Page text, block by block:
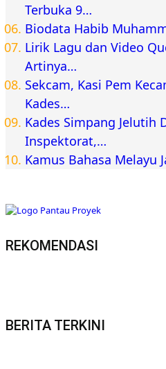
Terbuka 9…
Biodata Habib
Lirik Lagu dan Video
Artinya…
Sekcam, Kasi Pem
Kades…
Kades Simpang Jelutih
Inspektorat,…
Kamus Bahasa Melayu
REKOMENDASI
BERITA TERKINI